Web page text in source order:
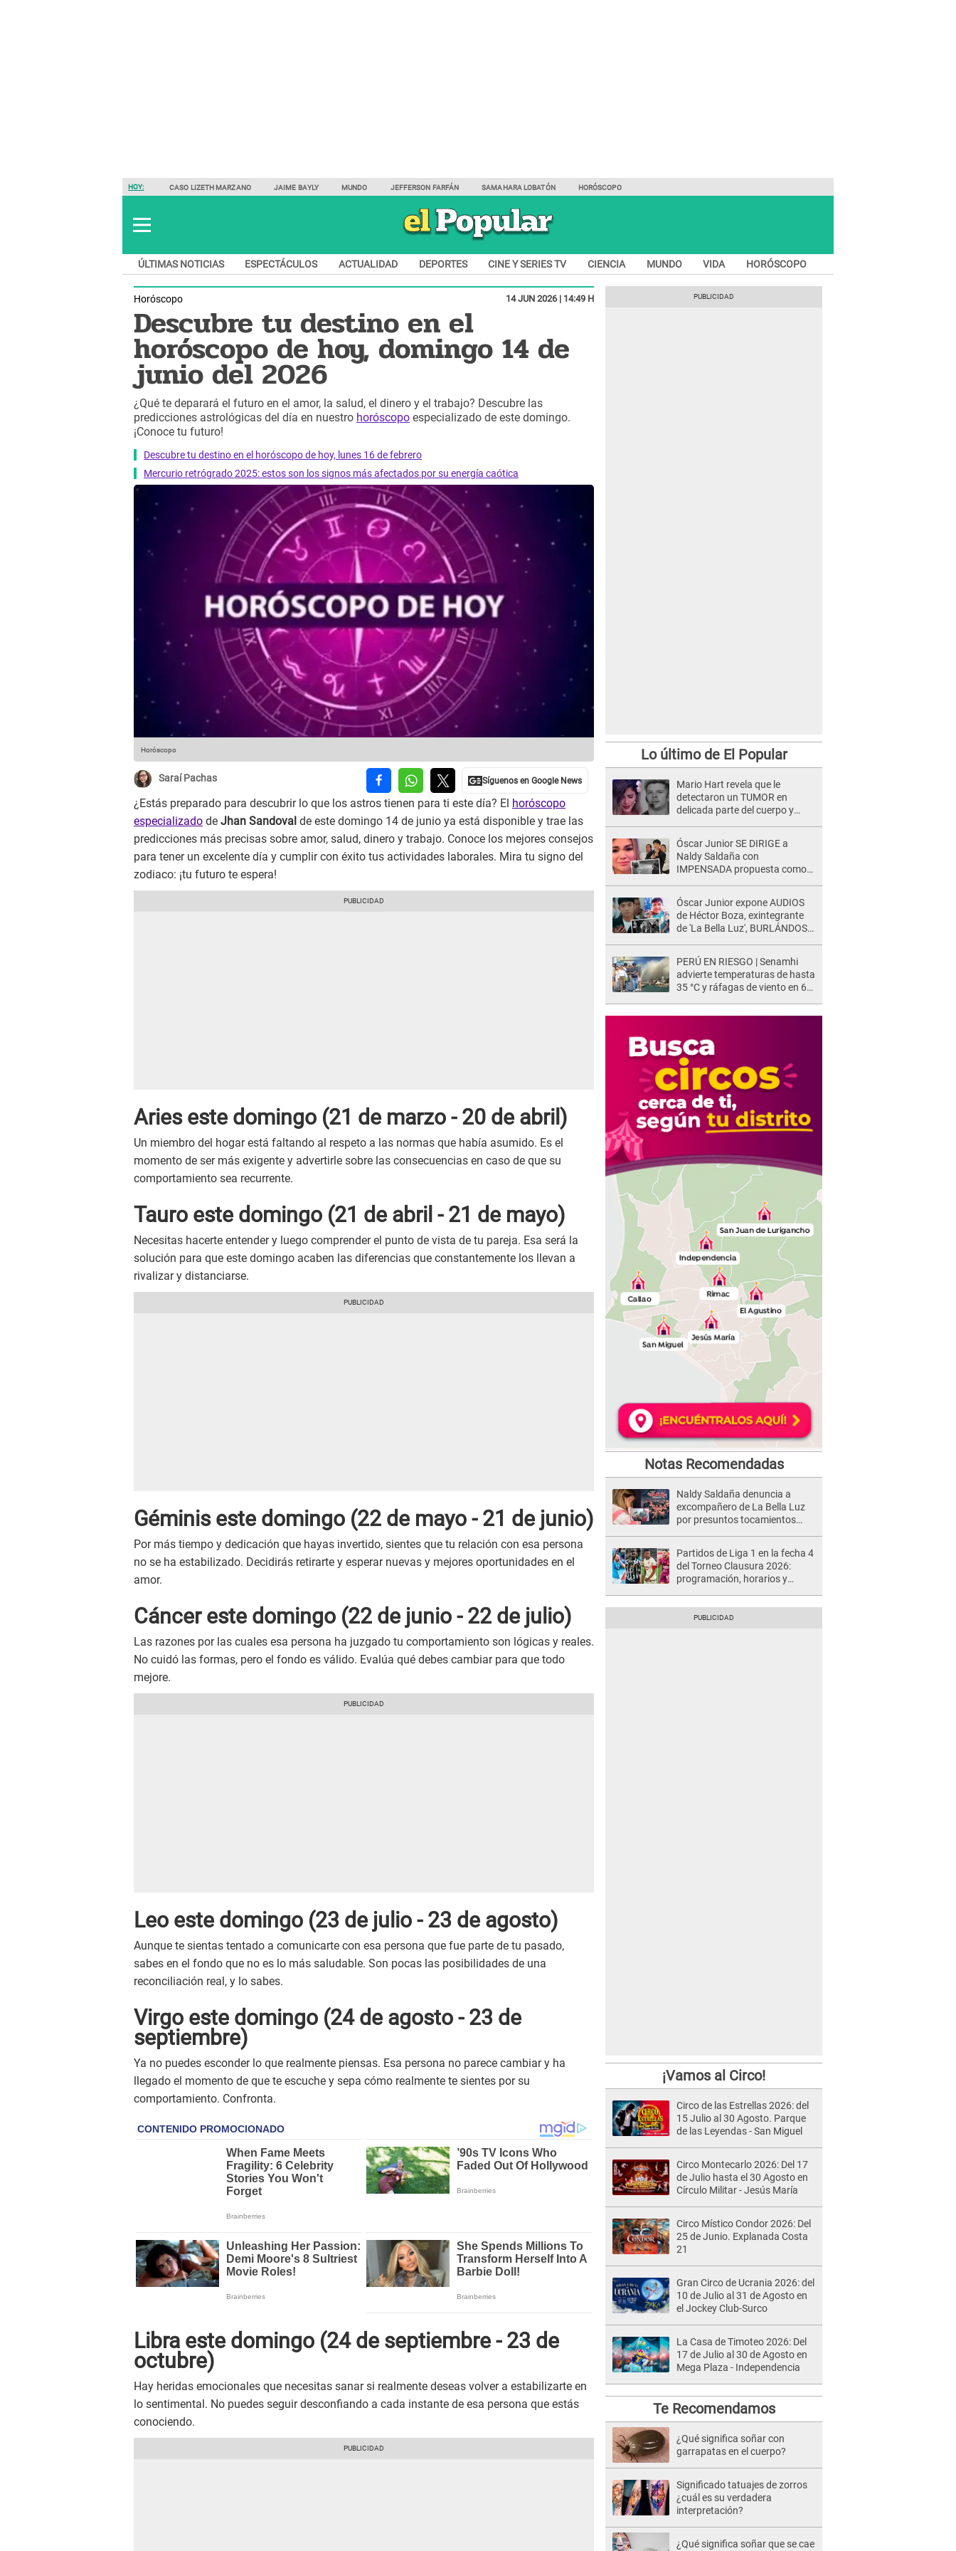
HOY: CASO LIZETH MARZANO JAIME BAYLY MUNDO JEFFERSON FARFÁN SAMAHARA LOBATÓN HORÓSCOPO
ÚLTIMAS NOTICIAS ESPECTÁCULOS ACTUALIDAD DEPORTES CINE Y SERIES TV CIENCIA MUNDO VIDA HORÓSCOPO
Horóscopo 14 JUN 2026 | 14:49 H
Descubre tu destino en el
horóscopo de hoy, domingo 14 de
junio del 2026
¿Qué te deparará el futuro en el amor, la salud, el dinero y el trabajo? Descubre las
predicciones astrológicas del día en nuestro horóscopo especializado de este domingo.
¡Conoce tu futuro!
Descubre tu destino en el horóscopo de hoy, lunes 16 de febrero
Mercurio retrógrado 2025: estos son los signos más afectados por su energía caótica
Horóscopo
Saraí Pachas
¿Estás preparado para descubrir lo que los astros tienen para ti este día? El horóscopo
especializado de Jhan Sandoval de este domingo 14 de junio ya está disponible y trae las
predicciones más precisas sobre amor, salud, dinero y trabajo. Conoce los mejores consejos
para tener un excelente día y cumplir con éxito tus actividades laborales. Mira tu signo del
zodiaco: ¡tu futuro te espera!
Aries este domingo (21 de marzo - 20 de abril)
Un miembro del hogar está faltando al respeto a las normas que había asumido. Es el
momento de ser más exigente y advertirle sobre las consecuencias en caso de que su
comportamiento sea recurrente.
Tauro este domingo (21 de abril - 21 de mayo)
Necesitas hacerte entender y luego comprender el punto de vista de tu pareja. Esa será la
solución para que este domingo acaben las diferencias que constantemente los llevan a
rivalizar y distanciarse.
Géminis este domingo (22 de mayo - 21 de junio)
Por más tiempo y dedicación que hayas invertido, sientes que tu relación con esa persona
no se ha estabilizado. Decidirás retirarte y esperar nuevas y mejores oportunidades en el
amor.
Cáncer este domingo (22 de junio - 22 de julio)
Las razones por las cuales esa persona ha juzgado tu comportamiento son lógicas y reales.
No cuidó las formas, pero el fondo es válido. Evalúa qué debes cambiar para que todo
mejore.
Leo este domingo (23 de julio - 23 de agosto)
Aunque te sientas tentado a comunicarte con esa persona que fue parte de tu pasado,
sabes en el fondo que no es lo más saludable. Son pocas las posibilidades de una
reconciliación real, y lo sabes.
Virgo este domingo (24 de agosto - 23 de
septiembre)
Ya no puedes esconder lo que realmente piensas. Esa persona no parece cambiar y ha
llegado el momento de que te escuche y sepa cómo realmente te sientes por su
comportamiento. Confronta.
Libra este domingo (24 de septiembre - 23 de
octubre)
Hay heridas emocionales que necesitas sanar si realmente deseas volver a estabilizarte en
lo sentimental. No puedes seguir desconfiando a cada instante de esa persona que estás
conociendo.
Lo último de El Popular
Mario Hart revela que le
detectaron un TUMOR en
delicada parte del cuerpo y
muy fuertes..."
Óscar Junior SE DIRIGE a
Naldy Saldaña con
IMPENSADA propuesta como
denuncia: "Otro tipo de ley..."
Óscar Junior expone AUDIOS
de Héctor Boza, exintegrante
de 'La Bella Luz', BURLÁNDOSE
de maltrato: "Grábame..."
PERÚ EN RIESGO | Senamhi
advierte temperaturas de hasta
35 °C y ráfagas de viento en 6
Notas Recomendadas
Naldy Saldaña denuncia a
excompañero de La Bella Luz
por presuntos tocamientos
Partidos de Liga 1 en la fecha 4
del Torneo Clausura 2026:
programación, horarios y
¡Vamos al Circo!
Circo de las Estrellas 2026: del
15 Julio al 30 Agosto. Parque
de las Leyendas - San Miguel
Circo Montecarlo 2026: Del 17
de Julio hasta el 30 Agosto en
Círculo Militar - Jesús María
Circo Místico Condor 2026: Del
25 de Junio. Explanada Costa
21
Gran Circo de Ucrania 2026: del
10 de Julio al 31 de Agosto en
el Jockey Club-Surco
La Casa de Timoteo 2026: Del
17 de Julio al 30 de Agosto en
Mega Plaza - Independencia
Te Recomendamos
¿Qué significa soñar con
garrapatas en el cuerpo?
Significado tatuajes de zorros
¿cuál es su verdadera
interpretación?
¿Qué significa soñar que se cae